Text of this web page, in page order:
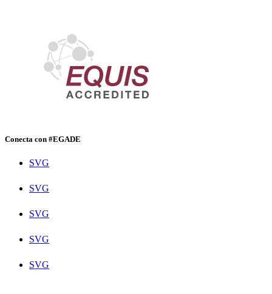
Conecta con #EGADE
SVG
SVG
SVG
SVG
SVG